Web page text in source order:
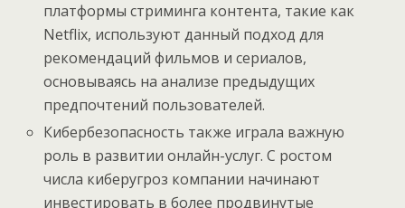
платформы стриминга контента, такие как
Netflix, используют данный подход для
рекомендаций фильмов и сериалов,
основываясь на анализе предыдущих
предпочтений пользователей.
Кибербезопасность также играла важную
роль в развитии онлайн-услуг. С ростом
числа киберугроз компании начинают
инвестировать в более продвинутые